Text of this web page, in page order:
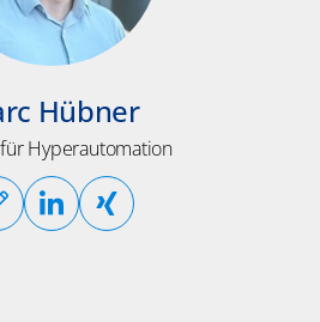
Hübner
Hyperautomation